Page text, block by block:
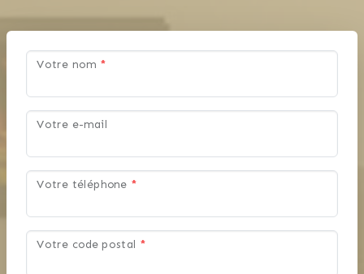
Votre nom *
Votre e-mail
Votre téléphone *
Votre code postal *